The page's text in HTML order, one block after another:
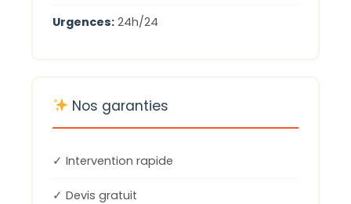
Urgences: 24h/24
Nos garanties
✓ Intervention rapide
✓ Devis gratuit